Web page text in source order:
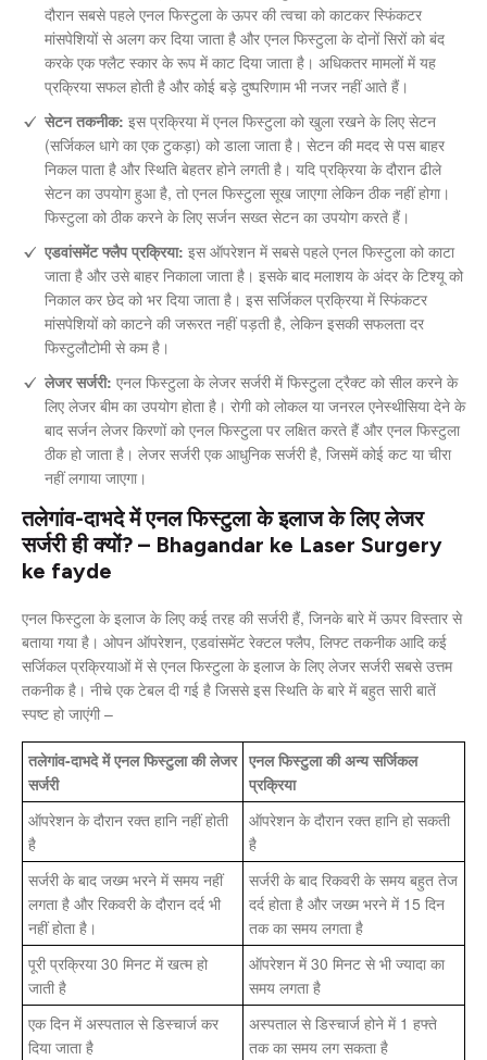
दौरान सबसे पहले एनल फिस्टुला के ऊपर की त्वचा को काटकर स्फिंकटर
मांसपेशियों से अलग कर दिया जाता है और एनल फिस्टुला के दोनों सिरों को बंद
करके एक फ्लैट स्कार के रूप में काट दिया जाता है। अधिकतर मामलों में यह
प्रक्रिया सफल होती है और कोई बड़े दुष्परिणाम भी नजर नहीं आते हैं।
सेटन तकनीक: इस प्रक्रिया में एनल फिस्टुला को खुला रखने के लिए सेटन
(सर्जिकल धागे का एक टुकड़ा) को डाला जाता है। सेटन की मदद से पस बाहर
निकल पाता है और स्थिति बेहतर होने लगती है। यदि प्रक्रिया के दौरान ढीले
सेटन का उपयोग हुआ है, तो एनल फिस्टुला सूख जाएगा लेकिन ठीक नहीं होगा।
फिस्टुला को ठीक करने के लिए सर्जन सख्त सेटन का उपयोग करते हैं।
एडवांसमेंट फ्लैप प्रक्रिया: इस ऑपरेशन में सबसे पहले एनल फिस्टुला को काटा
जाता है और उसे बाहर निकाला जाता है। इसके बाद मलाशय के अंदर के टिश्यू को
निकाल कर छेद को भर दिया जाता है। इस सर्जिकल प्रक्रिया में स्फिंकटर
मांसपेशियों को काटने की जरूरत नहीं पड़ती है, लेकिन इसकी सफलता दर
फिस्टुलौटोमी से कम है।
लेजर सर्जरी: एनल फिस्टुला के लेजर सर्जरी में फिस्टुला ट्रैक्ट को सील करने के
लिए लेजर बीम का उपयोग होता है। रोगी को लोकल या जनरल एनेस्थीसिया देने के
बाद सर्जन लेजर किरणों को एनल फिस्टुला पर लक्षित करते हैं और एनल फिस्टुला
ठीक हो जाता है। लेजर सर्जरी एक आधुनिक सर्जरी है, जिसमें कोई कट या चीरा
नहीं लगाया जाएगा।
तलेगांव-दाभदे में एनल फिस्टुला के इलाज के लिए लेजर
सर्जरी ही क्यों? – Bhagandar ke Laser Surgery
ke fayde
एनल फिस्टुला के इलाज के लिए कई तरह की सर्जरी हैं, जिनके बारे में ऊपर विस्तार से
बताया गया है। ओपन ऑपरेशन, एडवांसमेंट रेक्टल फ्लैप, लिफ्ट तकनीक आदि कई
सर्जिकल प्रक्रियाओं में से एनल फिस्टुला के इलाज के लिए लेजर सर्जरी सबसे उत्तम
तकनीक है। नीचे एक टेबल दी गई है जिससे इस स्थिति के बारे में बहुत सारी बातें
स्पष्ट हो जाएंगी –
तलेगांव-दाभदे में एनल फिस्टुला की लेजर
सर्जरी
एनल फिस्टुला की अन्य सर्जिकल
प्रक्रिया
ऑपरेशन के दौरान रक्त हानि नहीं होती
है
ऑपरेशन के दौरान रक्त हानि हो सकती
है
सर्जरी के बाद जख्म भरने में समय नहीं
लगता है और रिकवरी के दौरान दर्द भी
नहीं होता है।
सर्जरी के बाद रिकवरी के समय बहुत तेज
दर्द होता है और जख्म भरने में 15 दिन
तक का समय लगता है
पूरी प्रक्रिया 30 मिनट में खत्म हो
जाती है
ऑपरेशन में 30 मिनट से भी ज्यादा का
समय लगता है
एक दिन में अस्पताल से डिस्चार्ज कर
दिया जाता है
अस्पताल से डिस्चार्ज होने में 1 हफ्ते
तक का समय लग सकता है